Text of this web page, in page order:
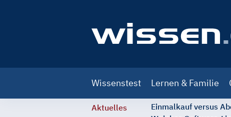
navigation
Wissenstest Lernen & Familie
Aktuelles
Einmalkauf versus